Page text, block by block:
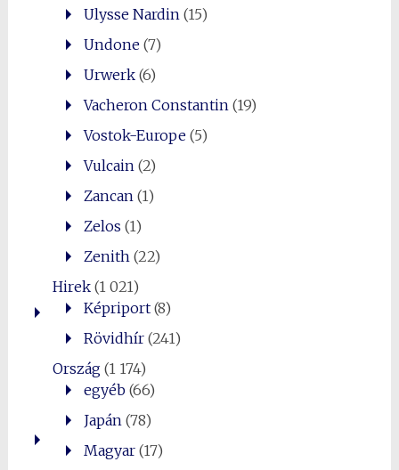
Ulysse Nardin (15)
Undone(7)
Urwerk(6)
Vacheron Constantin (19)
Vostok-Europe(5)
Vulcain (2)
Zancan (1)
Zelos (1)
Zenith (22)
Hirek(1 021)
Képriport(8)
Rövidhír(241)
Ország(1 174)
egyéb(66)
Japán (78)
Magyar(17)